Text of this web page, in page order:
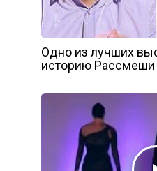
Одно из лучших
историю Рассмеши